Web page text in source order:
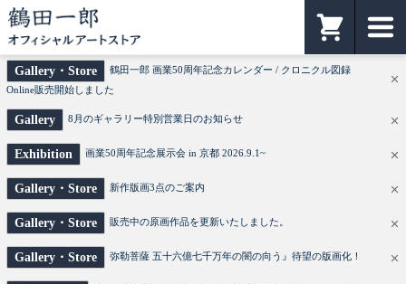
Gallery・Store
鶴田一郎 画業50周年記念カレンダー / クロニクル図録
Online販売開始しました
Gallery 8月のギャラリー特別営業日のお知らせ
Exhibition 画業50周年記念展示会 in 京都 2026.9.1~
Gallery・Store 新作版画3点のご案内
Gallery・Store 販売中の原画作品を更新いたしました。
Gallery・Store 弥勒菩薩 五十六億七千万年の闇の向う』待望の版画化！